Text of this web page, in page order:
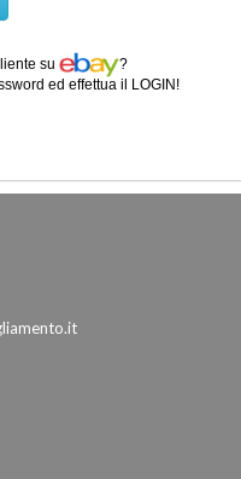
su
?
ed effettua il LOGIN!